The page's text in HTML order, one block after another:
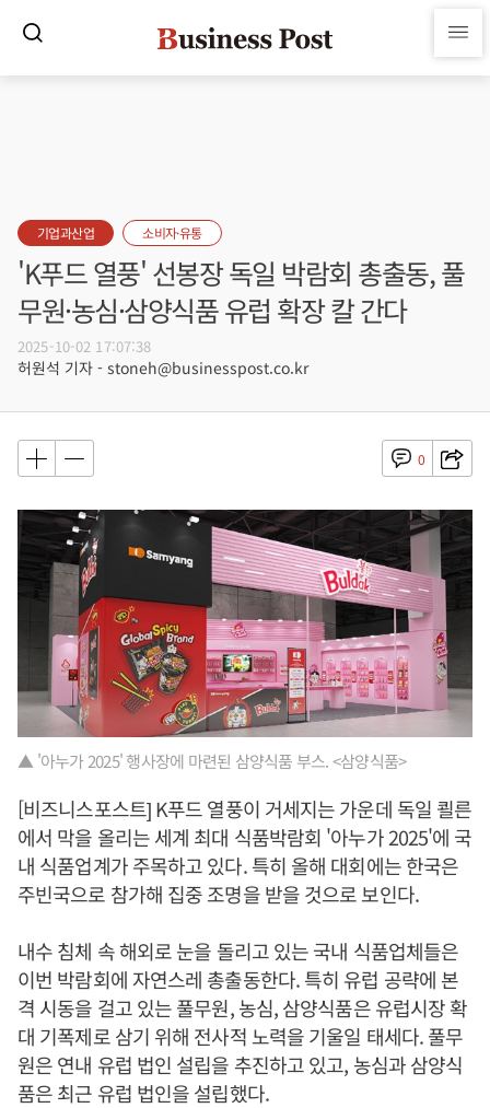
기업과산업 소비자·유통
'K푸드 열풍' 선봉장 독일 박람회 총출동, 풀
무원·농심·삼양식품 유럽 확장 칼 간다
2025-10-02 17:07:38
허원석 기자 - stoneh@businesspost.co.kr
0
▲ '아누가 2025' 행사장에 마련된 삼양식품 부스. <삼양식품>
[비즈니스포스트] K푸드 열풍이 거세지는 가운데 독일 쾰른
에서 막을 올리는 세계 최대 식품박람회 '아누가 2025'에 국
내 식품업계가 주목하고 있다. 특히 올해 대회에는 한국은
주빈국으로 참가해 집중 조명을 받을 것으로 보인다.
내수 침체 속 해외로 눈을 돌리고 있는 국내 식품업체들은
이번 박람회에 자연스레 총출동한다. 특히 유럽 공략에 본
격 시동을 걸고 있는 풀무원, 농심, 삼양식품은 유럽시장 확
대 기폭제로 삼기 위해 전사적 노력을 기울일 태세다. 풀무
원은 연내 유럽 법인 설립을 추진하고 있고, 농심과 삼양식
품은 최근 유럽 법인을 설립했다.